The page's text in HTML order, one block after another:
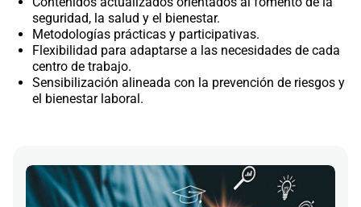
seguridad, la salud y el bienestar.
Metodologías prácticas y participativas.
Flexibilidad para adaptarse a las necesidades de cada
centro de trabajo.
Sensibilización alineada con la prevención de riesgos y
el bienestar laboral.